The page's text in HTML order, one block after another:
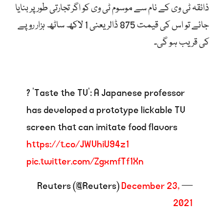
ذائقہ ٹی وی کے نام سے موسوم ٹی وی کو اگر تجارتی طور پر بنایا
جائے تو اس کی قیمت 875 ڈالر یعنی 1 لاکھ ساٹھ ہزار روپے
کی قریب ہو گی۔
? ‘Taste the TV’: A Japanese professor
has developed a prototype lickable TV
screen that can imitate food flavors
https://t.co/JWVhiU94z1
pic.twitter.com/ZgxmfTf1Xn
— Reuters (@Reuters)
December 23,
2021